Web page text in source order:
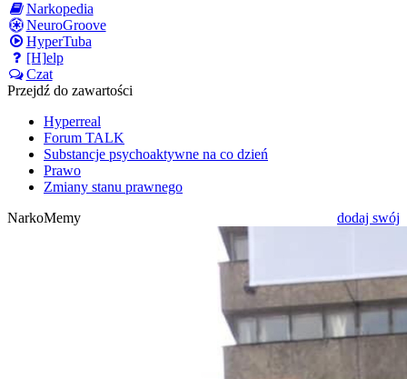
Narkopedia
NeuroGroove
HyperTuba
[H]elp
Czat
Przejdź do zawartości
Hyperreal
Forum TALK
Substancje psychoaktywne na co dzień
Prawo
Zmiany stanu prawnego
NarkoMemy
dodaj swój